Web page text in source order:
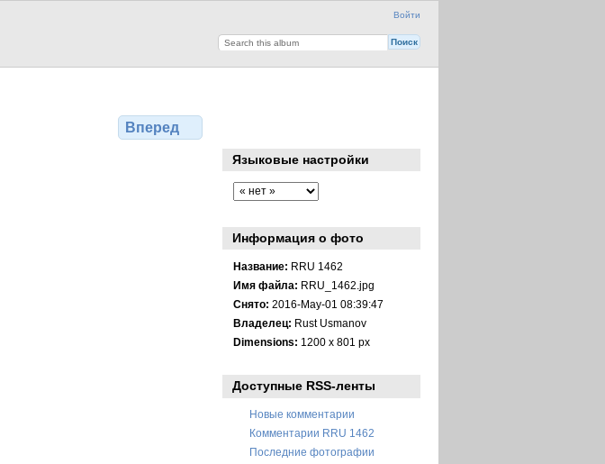
Войти
Вперед
Языковые настройки
Информация о фото
Название: RRU 1462
Имя файла: RRU_1462.jpg
Снято: 2016-May-01 08:39:47
Владелец: Rust Usmanov
Dimensions: 1200 x 801 px
Доступные RSS-ленты
Новые комментарии
Комментарии RRU 1462
Последние фотографии